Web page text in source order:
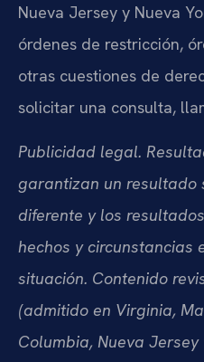
Nueva Jersey y Nueva
órdenes de restricción,
otras cuestiones de
solicitar una consulta,
Publicidad legal.
garantizan un resultado
diferente y los
hechos y circunstancias
situación. Contenido
(admitido en Virginia,
Columbia, Nueva Jersey